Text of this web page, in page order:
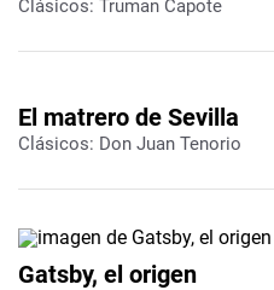
Clásicos: Truman Capote
El matrero de Sevilla
Clásicos: Don Juan Tenorio
Gatsby, el origen